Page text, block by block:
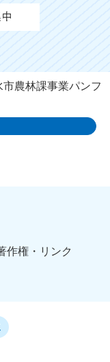
市農林課事業パンフ
作権・リンク